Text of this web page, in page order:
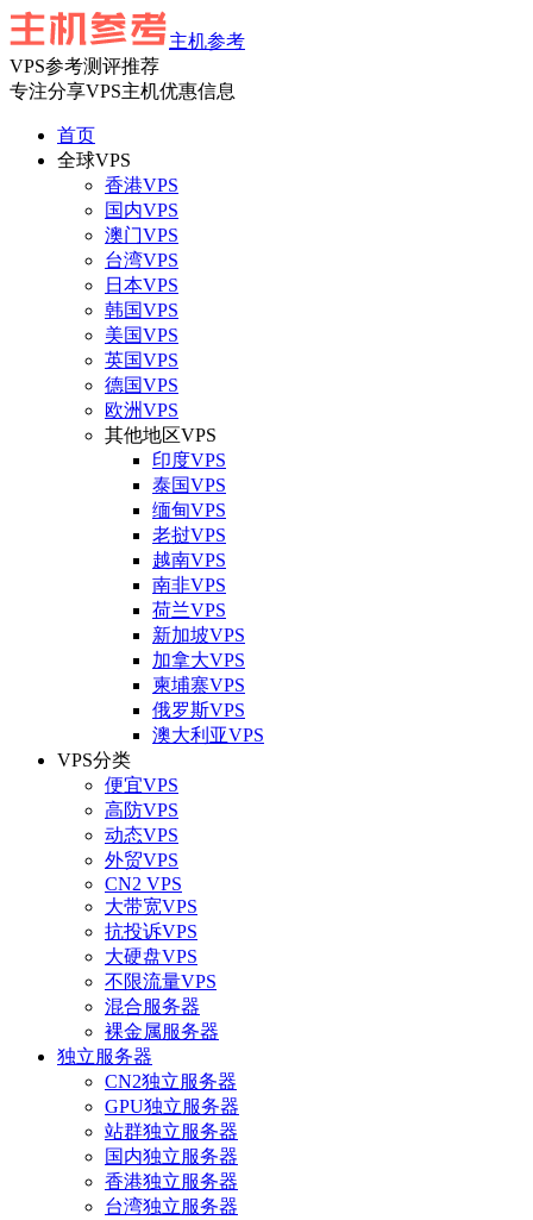
主机参考
VPS参考测评推荐
专注分享VPS主机优惠信息
首页
全球VPS
香港VPS
国内VPS
澳门VPS
台湾VPS
日本VPS
韩国VPS
美国VPS
英国VPS
德国VPS
欧洲VPS
其他地区VPS
印度VPS
泰国VPS
缅甸VPS
老挝VPS
越南VPS
南非VPS
荷兰VPS
新加坡VPS
加拿大VPS
柬埔寨VPS
俄罗斯VPS
澳大利亚VPS
VPS分类
便宜VPS
高防VPS
动态VPS
外贸VPS
CN2 VPS
大带宽VPS
抗投诉VPS
大硬盘VPS
不限流量VPS
混合服务器
裸金属服务器
独立服务器
CN2独立服务器
GPU独立服务器
站群独立服务器
国内独立服务器
香港独立服务器
台湾独立服务器